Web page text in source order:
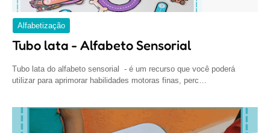
Alfabetização
Tubo lata - Alfabeto Sensorial
Tubo lata do alfabeto sensorial - é um recurso que você poderá
utilizar para aprimorar habilidades motoras finas, perc…